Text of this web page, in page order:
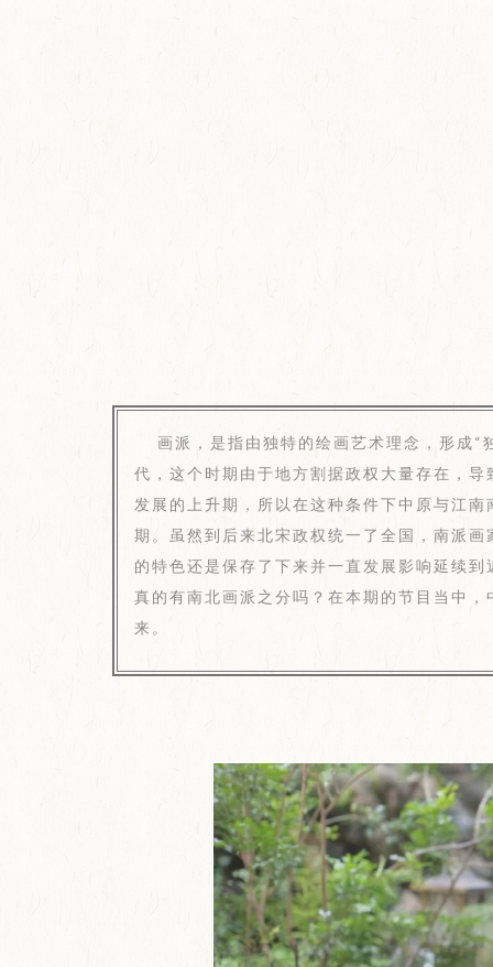
画派，是指由独特的绘画艺术理念，形成
代，这个时期由于地方割据政权大量存在，
发展的上升期，所以在这种条件下中原与江
期。虽然到后来北宋政权统一了全国，南派
的特色还是保存了下来并一直发展影响延续
真的有南北画派之分吗？在本期的节目当中
来。